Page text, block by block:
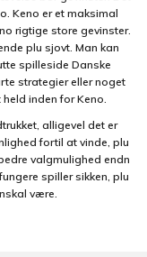
Keno er et maksimal
rigtige store gevinster.
plu sjovt. Man kan
spilleside Danske
strategier eller noget
inden for Keno.
alligevel det er
fortil at vinde, plu
valgmulighed endn
spiller sikken, plu
være.